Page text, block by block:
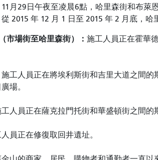
11月29日午夜至凌晨6點，哈里森街和布萊
從 2015 年 12 月 1 日至 2015 年 2 月底，
市場街至哈里森街）： 施工人員正在霍華
施工人員正在將埃利斯街和吉里大道之間的
場。
人員正在薩克拉門托街和華盛頓街之間的
員正在修復取回井遺址。